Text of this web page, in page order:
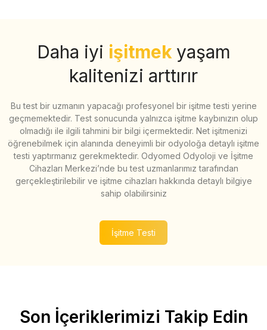
Daha iyi işitmek yaşam
kalitenizi arttırır
Bu test bir uzmanın yapacağı profesyonel bir işitme testi yerine
geçmemektedir. Test sonucunda yalnızca işitme kaybınızın olup
olmadığı ile ilgili tahmini bir bilgi içermektedir. Net işitmenizi
öğrenebilmek için alanında deneyimli bir odyoloğa detaylı işitme
testi yaptırmanız gerekmektedir. Odyomed Odyoloji ve İşitme
Cihazları Merkezi’nde bu test uzmanlarımız tarafından
gerçekleştirilebilir ve işitme cihazları hakkında detaylı bilgiye
sahip olabilirsiniz
İşitme Testi
Son İçeriklerimizi Takip Edin